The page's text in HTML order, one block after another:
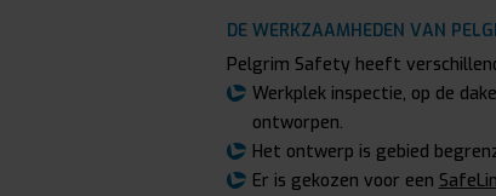
DE WERKZAAMHEDEN VAN
Pelgrim Safety heeft
Werkplek inspectie, op de
ontworpen.
Het ontwerp is gebied
Er is gekozen voor een